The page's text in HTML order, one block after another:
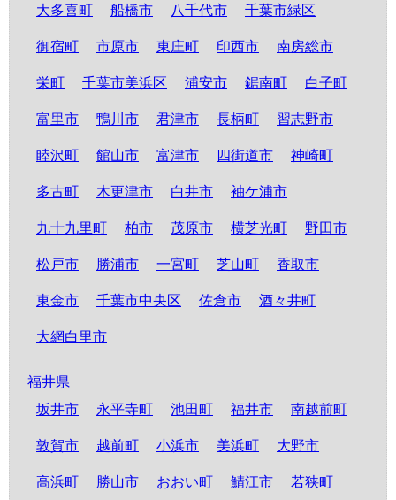
大多喜町 船橋市 八千代市 千葉市緑区
御宿町 市原市 東庄町 印西市 南房総市
栄町 千葉市美浜区 浦安市 鋸南町 白子町
富里市 鴨川市 君津市 長柄町 習志野市
睦沢町 館山市 富津市 四街道市 神崎町
多古町 木更津市 白井市 袖ケ浦市
九十九里町 柏市 茂原市 横芝光町 野田市
松戸市 勝浦市 一宮町 芝山町 香取市
東金市 千葉市中央区 佐倉市 酒々井町
大網白里市
福井県
坂井市
永平寺町 池田町 福井市 南越前町
敦賀市 越前町 小浜市 美浜町 大野市
高浜町 勝山市 おおい町 鯖江市 若狭町